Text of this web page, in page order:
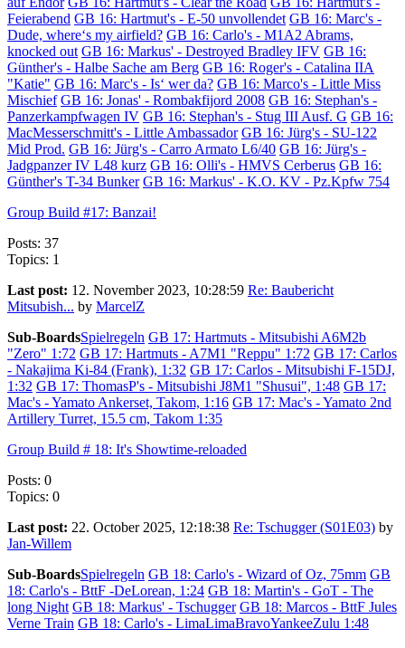
Feierabend GB 16: Hartmut's - E-50 unvollendet GB 16: Marc's -
Dude, where‘s my airfield? GB 16: Carlo's - M1A2 Abrams,
knocked out GB 16: Markus' - Destroyed Bradley IFV GB 16:
Günther's - Halbe Sache am Berg GB 16: Roger's - Catalina IIA
"Katie" GB 16: Marc's - Is‘ wer da? GB 16: Marco's - Little Miss
Mischief GB 16: Jonas' - Rombakfijord 2008 GB 16: Stephan's -
Panzerkampfwagen IV GB 16: Stephan's - Stug III Ausf. G GB 16:
MacMesserschmitt's - Little Ambassador GB 16: Jürg's - SU-122
Mid Prod. GB 16: Jürg's - Carro Armato L6/40 GB 16: Jürg's -
Jadgpanzer IV L48 kurz GB 16: Olli's - HMVS Cerberus GB 16:
Günther's T-34 Bunker GB 16: Markus' - K.O. KV - Pz.Kpfw 754
Group Build #17: Banzai!
Posts: 37
Topics: 1
Last post: 12. November 2023, 10:28:59 Re: Baubericht
Mitsubish... by MarcelZ
Sub-BoardsSpielregeln GB 17: Hartmuts - Mitsubishi A6M2b
"Zero" 1:72 GB 17: Hartmuts - A7M1 "Reppu" 1:72 GB 17: Carlos
- Nakajima Ki-84 (Frank), 1:32 GB 17: Carlos - Mitsubishi F-15DJ,
1:32 GB 17: ThomasP's - Mitsubishi J8M1 "Shusui", 1:48 GB 17:
Mac's - Yamato Ankerset, Takom, 1:16 GB 17: Mac's - Yamato 2nd
Artillery Turret, 15.5 cm, Takom 1:35
Group Build # 18: It's Showtime-reloaded
Posts: 0
Topics: 0
Last post: 22. October 2025, 12:18:38 Re: Tschugger (S01E03) by
Jan-Willem
Sub-BoardsSpielregeln GB 18: Carlo's - Wizard of Oz, 75mm GB
18: Carlo's - BttF -DeLorean, 1:24 GB 18: Martin's - GoT - The
long Night GB 18: Markus' - Tschugger GB 18: Marcos - BttF Jules
Verne Train GB 18: Carlo's - LimaLimaBravoYankeeZulu 1:48